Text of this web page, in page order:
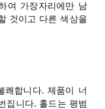
여 가장자리에만 남
것이고 다른 색상을
쾌합니다. 제품이 너
집니다. 홀드는 평범